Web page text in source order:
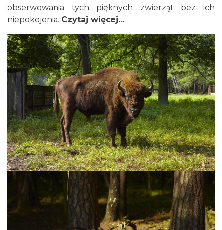
obserwowania tych pięknych zwierząt bez ich
niepokojenia. Czytaj więcej...